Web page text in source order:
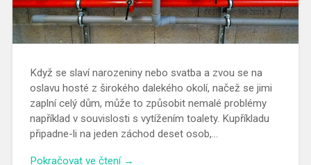
Když se slaví narozeniny nebo svatba a zvou se na
oslavu hosté z širokého dalekého okolí, načež se jimi
zaplní celý dům, může to způsobit nemalé problémy
například v souvislosti s vytížením toalety. Kupříkladu
připadne-li na jeden záchod deset osob,…
Pokračovat ve čtení →